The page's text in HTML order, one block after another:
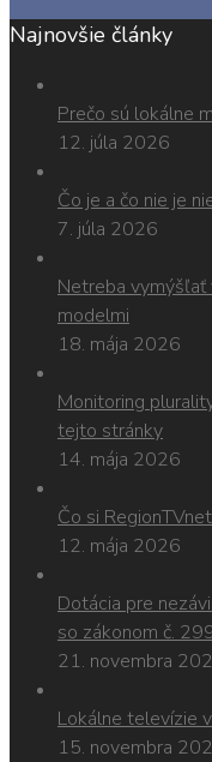
Najnovšie články
Prečo sú lokálne
12. júla 2026
Čo je a čo nie je
7. júla 2026
Netreba vymýšľať
modelmi
18. mája 2026
Monitoring
tejto stránky
14. mája 2026
Čo si
12. mája 2026
Dotácia pre
so zákonom č.
21. novembra
Lokálne televízie
15. novembra